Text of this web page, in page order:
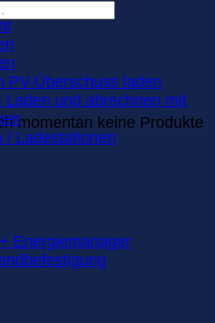
momentan keine Produkte
PV-Überschuss laden
Laden und abrechnen mit
/ Ladestationen
Energiemanager